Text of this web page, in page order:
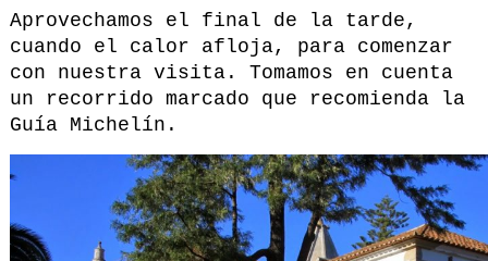
Aprovechamos el final de la tarde,
cuando el calor afloja, para comenzar
con nuestra visita. Tomamos en cuenta
un recorrido marcado que recomienda la
Guía Michelín.